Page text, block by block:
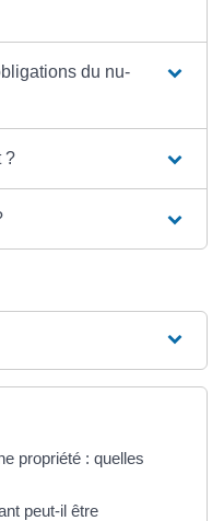
du nu-
?
propriété : quelles
peut-il être